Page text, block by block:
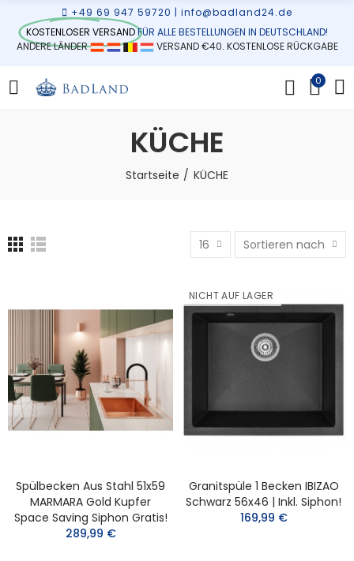
+49 69 947 59720 | info@badland24.de
KOSTENLOSER VERSANDFÜR ALLE BESTELLUNGEN IN DEUTSCHLAND!
ANDERE LÄNDER
VERSAND €40. KOSTENLOSE RÜCKGABE
0
KÜCHE
Startseite KÜCHE
16 Sortieren nach
Spülbecken Aus Stahl 51x59
MARMARA Gold Kupfer
Space Saving Siphon Gratis!
289,99 €
NICHT AUF LAGER
Granitspüle 1 Becken IBIZAO
Schwarz 56x46 | Inkl. Siphon!
169,99 €